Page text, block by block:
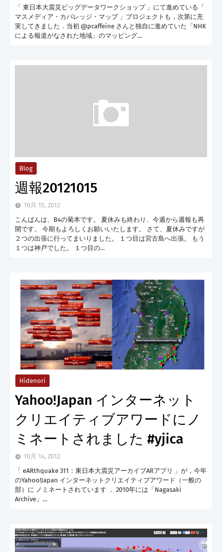
「 東日本大震災ビッグデータワークショップ 」にて進めている「
マスメディア・カバレッジ・マップ 」プロジェクトも，次第に充
実してきました．当初 @pcaffeine さんと独自に進めていた「NHK
による報道がなされた地域」のマッピング…
Blog
週報20121015
10月 15, 2012
こんばんは、B4の菊本です。 夏休みも終わり、今週から週報も再
開です。 今期もよろしくお願いいたします。 さて、夏休みですが
２つの出張に行ってまいりました。 １つ目は宮古島へ出張。 もう
１つは神戸でした。 １つ目の…
Hidenori
Yahoo!Japan インターネット
クリエイティブアワードにノ
ミネートされました #yjica
10月 14, 2012
「 eARthquake 311：東日本大震災アーカイブARアプリ 」が，今年
のYahoo!Japan インターネットクリエイティブアワード（一般の
部）に ノミネートされています ． 2010年には「Nagasaki
Archive」…